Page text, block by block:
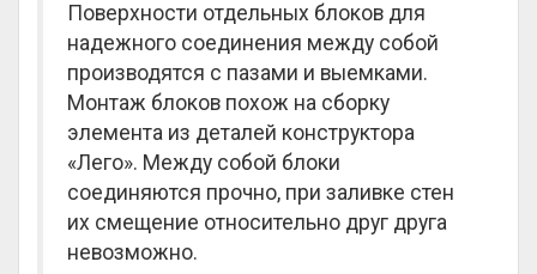
Поверхности отдельных блоков для
надежного соединения между собой
производятся с пазами и выемками.
Монтаж блоков похож на сборку
элемента из деталей конструктора
«Лего». Между собой блоки
соединяются прочно, при заливке стен
их смещение относительно друг друга
невозможно.